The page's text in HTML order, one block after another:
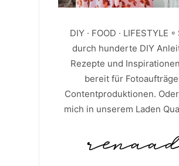
DIY · FOOD · LIFESTYLE
durch hunderte DIY
Rezepte und
bereit für
Contentproduktionen.
mich in unserem Laden